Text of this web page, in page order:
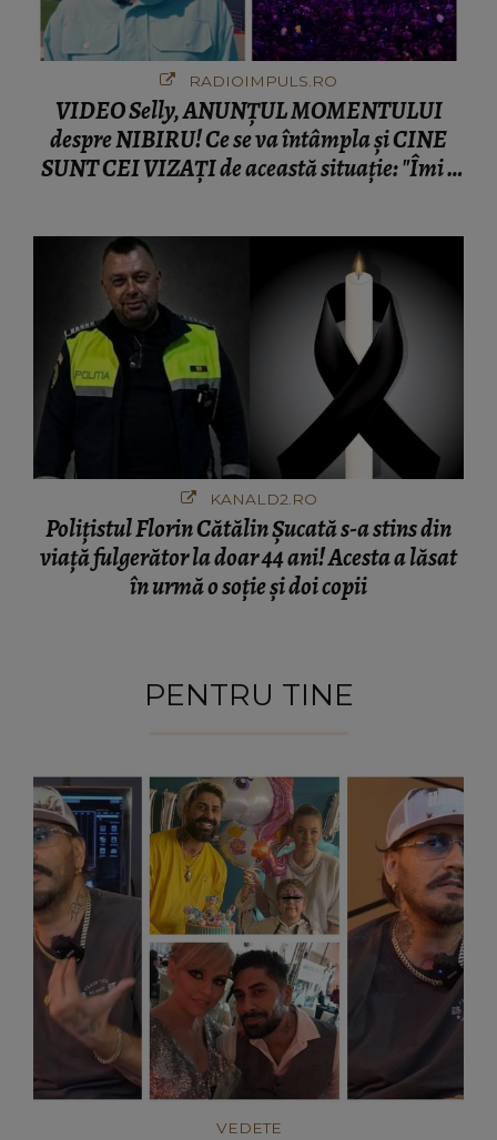
RADIOIMPULS.RO
VIDEO Selly, ANUNȚUL MOMENTULUI
despre NIBIRU! Ce se va întâmpla și CINE
SUNT CEI VIZAȚI de această situație: "Îmi e
KANALD2.RO
Polițistul Florin Cătălin Șucată s-a stins din
viață fulgerător la doar 44 ani! Acesta a lăsat
în urmă o soție și doi copii
PENTRU TINE
VEDETE